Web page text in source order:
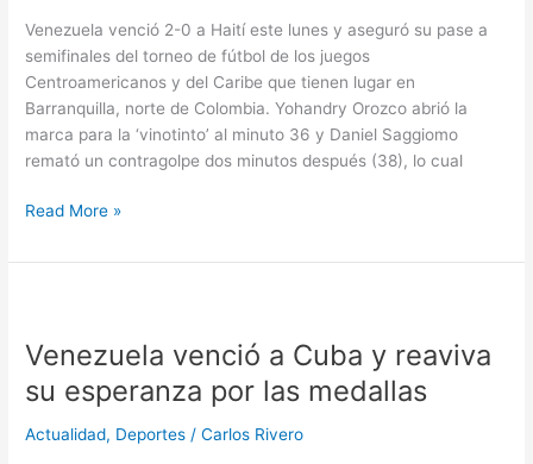
Venezuela venció 2-0 a Haití este lunes y aseguró su pase a
semifinales del torneo de fútbol de los juegos
Centroamericanos y del Caribe que tienen lugar en
Barranquilla, norte de Colombia. Yohandry Orozco abrió la
marca para la ‘vinotinto’ al minuto 36 y Daniel Saggiomo
remató un contragolpe dos minutos después (38), lo cual
Read More »
Venezuela venció a Cuba y reaviva
su esperanza por las medallas
Actualidad, Deportes /Carlos Rivero
a
y
reaviva